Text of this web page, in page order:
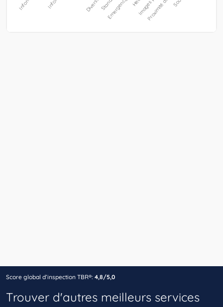
Score global d’inspection TBR®: 4,8/5,0
Trouver d'autres meilleurs services